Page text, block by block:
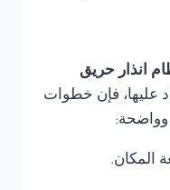
انذار حريق
عليها، فإن خطوات
المكان.